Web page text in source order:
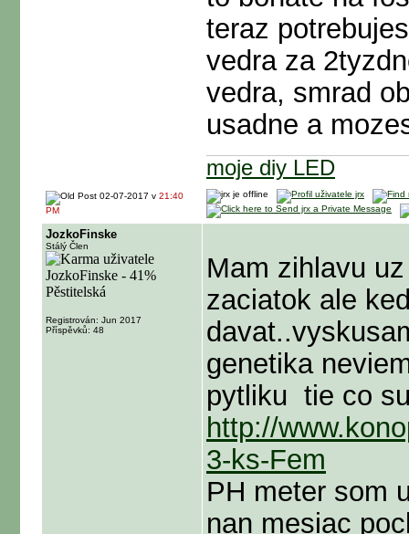
teraz
vedra za
vedra, smrad
usadne a
moje diy LED
02-07-2017 v 21:40
PM
JozkoFinske
Stálý Člen
Registrován: Jun 2017
Příspěvků: 48
Mam zihlavu
zaciatok ale
genetika
pytliku tie co
http://
3-ks-Fem
PH meter som
nan mesiac